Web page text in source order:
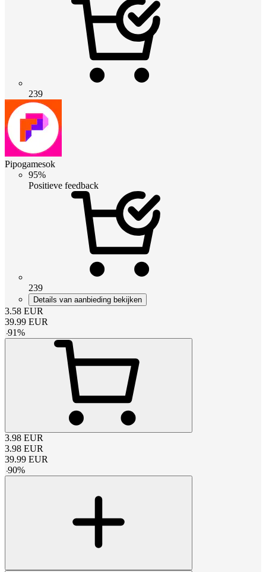
239
Pipogamesok
95%
Positieve feedback
239
Details van aanbieding bekijken
3.58 EUR
39.99 EUR
-91%
3.98 EUR
3.98 EUR
39.99 EUR
-90%